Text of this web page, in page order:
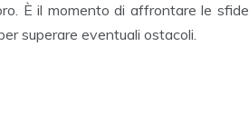
È il momento di affrontare le sfide
superare eventuali ostacoli.